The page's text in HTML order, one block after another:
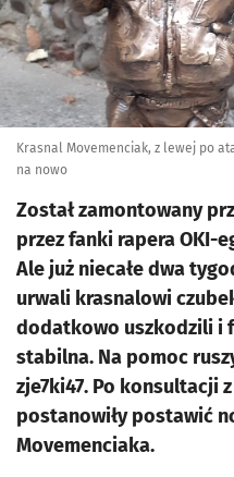
Krasnal Movemenciak, z lewej po
na nowo
Został zamontowany
przez fanki rapera OKI-
Ale już niecałe dwa
urwali krasnalowi
dodatkowo uszkodzili i
stabilna. Na pomoc
zje7ki47. Po konsultacji
postanowiły postawić
Movemenciaka.